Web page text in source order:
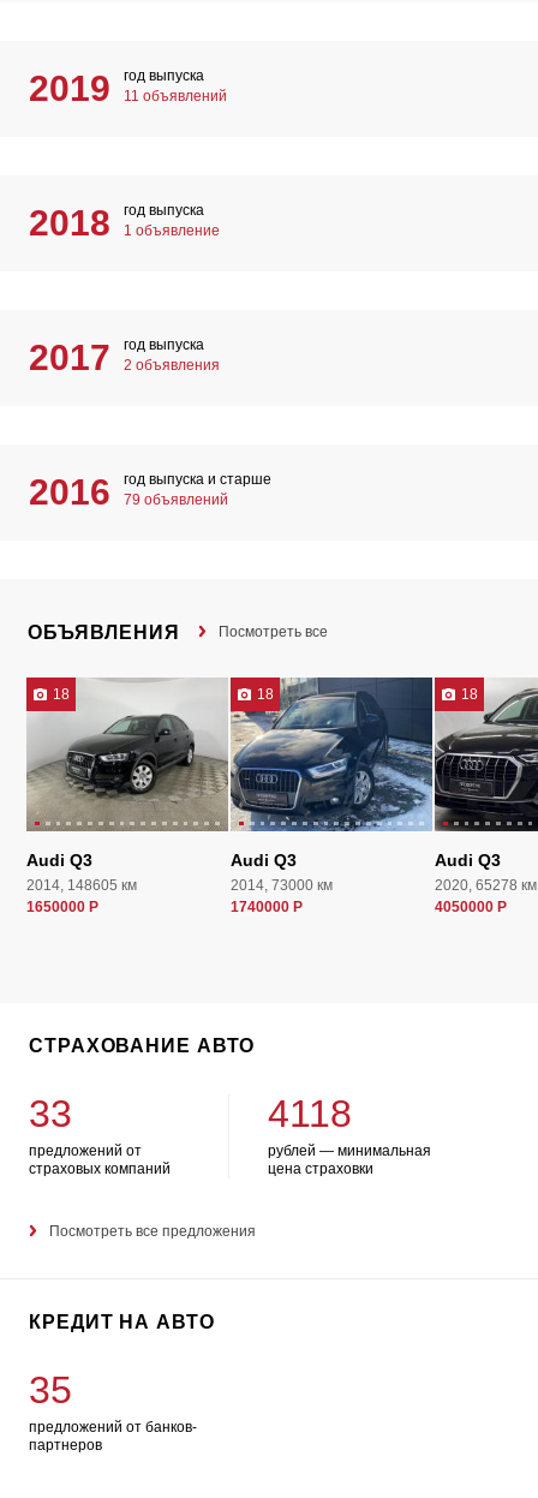
2019
год выпуска
11 объявлений
2018
год выпуска
1 объявление
2017
год выпуска
2 объявления
2016
год выпуска и старше
79 объявлений
ОБЪЯВЛЕНИЯ Посмотреть все
18
Audi Q3
2014, 148605 км
1650000 Р
18
Audi Q3
2014, 73000 км
1740000 Р
18
Audi Q3
2020, 65278 км
4050000 Р
СТРАХОВАНИЕ АВТО
33
предложений от
страховых компаний
4118
рублей — минимальная
цена страховки
Посмотреть все предложения
КРЕДИТ НА АВТО
35
предложений от банков-
партнеров